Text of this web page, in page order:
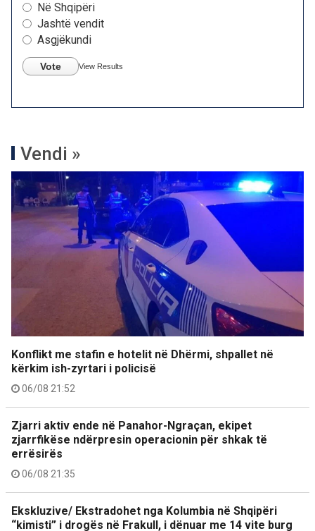
Në Shqipëri
Jashtë vendit
Asgjëkundi
Vote View Results
Vendi »
Konflikt me stafin e hotelit në Dhërmi, shpallet në
kërkim ish-zyrtari i policisë
06/08 21:52
Zjarri aktiv ende në Panahor-Ngraçan, ekipet
zjarrfikëse ndërpresin operacionin për shkak të
errësirës
06/08 21:35
Ekskluzive/ Ekstradohet nga Kolumbia në Shqipëri
“kimisti” i drogës në Frakull, i dënuar me 14 vite burg